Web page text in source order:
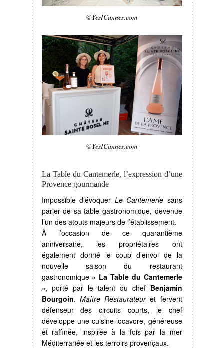
©YesICannes.com
©YesICannes.com
La Table du Cantemerle, l’expression d’une
Provence gourmande
Impossible d’évoquer Le Cantemerle sans
parler de sa table gastronomique, devenue
l’un des atouts majeurs de l’établissement.
À l’occasion de ce quarantième
anniversaire, les propriétaires ont
également donné le coup d’envoi de la
nouvelle saison du restaurant
gastronomique « La Table du Cantemerle
», porté par le talent du chef Benjamin
Bourgoin. Maître Restaurateuret fervent
défenseur des circuits courts, le chef
développe une cuisine locavore, généreuse
et raffinée, inspirée à la fois par la mer
Méditerranée et les terroirs provençaux.